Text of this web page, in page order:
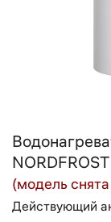
(модель
Действующий